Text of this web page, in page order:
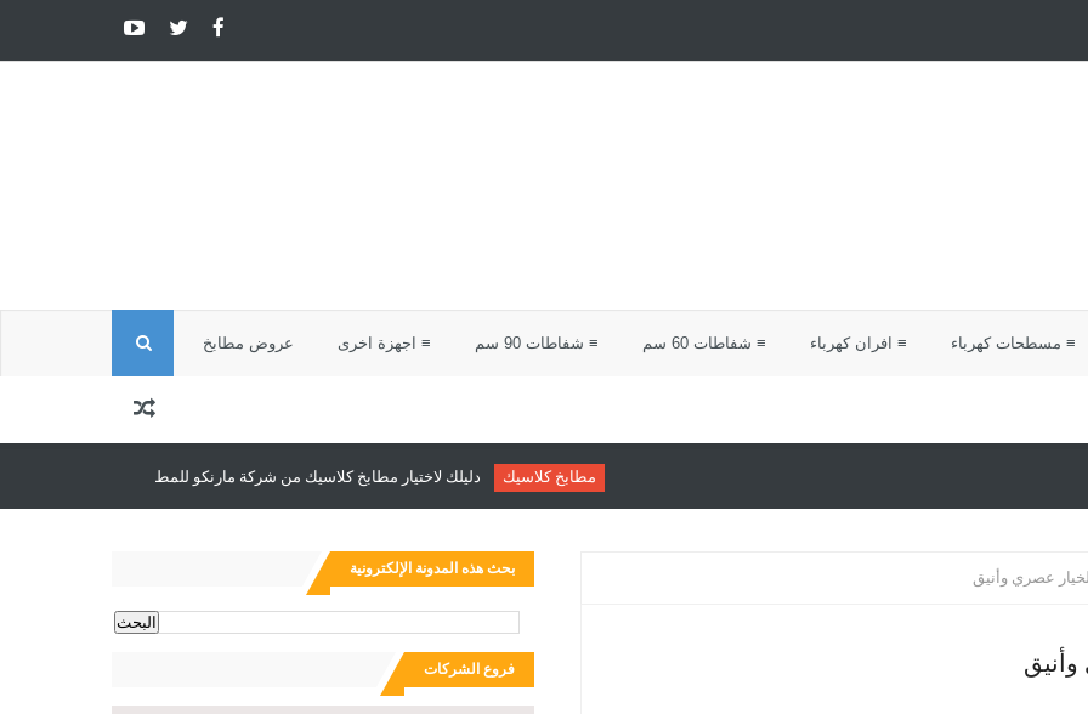
≡ مسطحات كهرباء ≡ افران كهرباء ≡ شفاطات 60 سم ≡ شفاطات 90 سم ≡ اجهزة اخرى عروض مطابخ ا
ل
ث
دليلك لاختيار مطابخ كلاسيك من شركة مارنكو للمطابخ والدريسنج روم
عصري وأنيق بحث هذه المدونة الإلكترونية
فروع الشركات